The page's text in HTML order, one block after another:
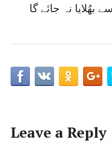
بھُلایا نہ جائے گا
Leave a Reply